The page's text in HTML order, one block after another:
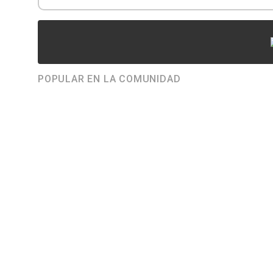
POPULAR EN LA COMUNIDAD